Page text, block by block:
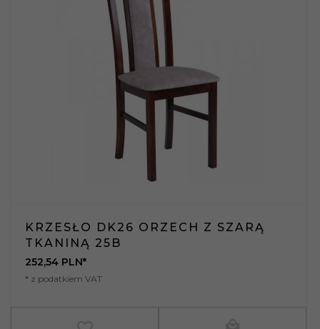
KRZESŁO DK26 ORZECH Z SZARĄ
TKANINĄ 25B
252,54 PLN*
* z podatkiem VAT